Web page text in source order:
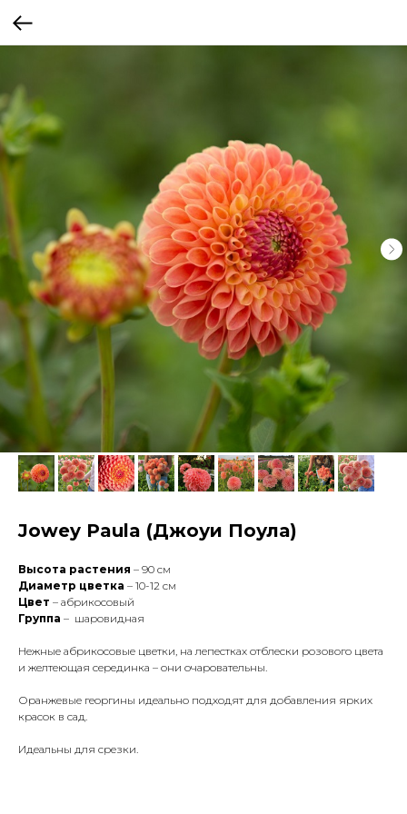
Jowey Paula (Джоуи Поула)
Высота растения – 90 см
Диаметр цветка – 10-12 см
Цвет – абрикосовый
Группа – шаровидная
Нежные абрикосовые цветки, на лепестках отблески розового цвета
и желтеющая серединка – они очаровательны.
Оранжевые георгины идеально подходят для добавления ярких
красок в сад.
Идеальны для срезки.